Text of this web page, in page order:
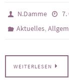
N.Damme
7.
Aktuelles,
WEITERLESEN